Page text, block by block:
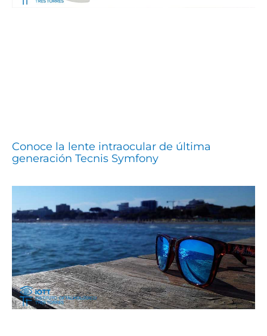
Conoce la lente intraocular de última
generación Tecnis Symfony